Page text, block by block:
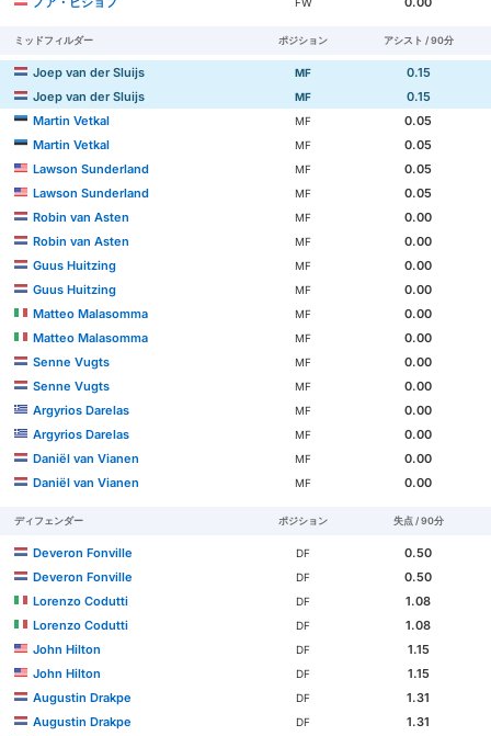
ミッドフィルダー ポジション アシスト / 90分
Joep van der Sluijs MF
0.15
Joep van der Sluijs
MF
0.15
Martin Vetkal
MF
0.05
Martin Vetkal
MF
0.05
Lawson Sunderland
MF
0.05
Lawson Sunderland
MF
0.05
Robin van Asten
MF
0.00
Robin van Asten
MF
0.00
Guus Huitzing
MF
0.00
Guus Huitzing
MF
0.00
Matteo Malasomma
MF
0.00
Matteo Malasomma
MF
0.00
Senne Vugts
MF
0.00
Senne Vugts
MF
0.00
Argyrios Darelas
MF
0.00
Argyrios Darelas
MF
0.00
Daniël van Vianen
MF
0.00
Daniël van Vianen
MF 0.00
ディフェンダー ポジション 失点 / 90分
Deveron Fonville DF
0.50
Deveron Fonville
DF
0.50
Lorenzo Codutti
DF
1.08
Lorenzo Codutti
DF
1.08
John Hilton
DF
1.15
John Hilton
DF
1.15
Augustin Drakpe
DF
1.31
Augustin Drakpe
DF
1.31